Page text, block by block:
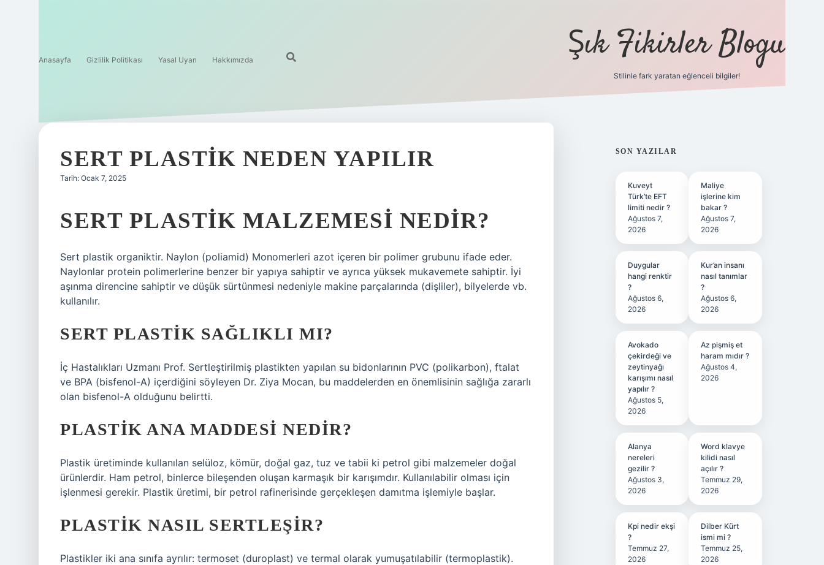
Anasayfa Gizlilik Politikası Yasal Uyarı Hakkımızda Şık Fikirler Blogu
Stilinle fark yaratan eğlenceli bilgiler!
SERT PLASTIK NEDEN YAPILIR
Tarih: Ocak 7, 2025
SERT PLASTIK MALZEMESI NEDIR?
Sert plastik organiktir. Naylon (poliamid) Monomerleri azot içeren bir polimer grubunu ifade eder.
Naylonlar protein polimerlerine benzer bir yapıya sahiptir ve ayrıca yüksek mukavemete sahiptir. İyi
aşınma direncine sahiptir ve düşük sürtünmesi nedeniyle makine parçalarında (dişliler), bilyelerde vb.
kullanılır.
SERT PLASTIK SAĞLIKLI MI?
İç Hastalıkları Uzmanı Prof. Sertleştirilmiş plastikten yapılan su bidonlarının PVC (polikarbon), ftalat
ve BPA (bisfenol-A) içerdiğini söyleyen Dr. Ziya Mocan, bu maddelerden en önemlisinin sağlığa zararlı
olan bisfenol-A olduğunu belirtti.
PLASTIK ANA MADDESI NEDIR?
Plastik üretiminde kullanılan selüloz, kömür, doğal gaz, tuz ve tabii ki petrol gibi malzemeler doğal
ürünlerdir. Ham petrol, binlerce bileşenden oluşan karmaşık bir karışımdır. Kullanılabilir olması için
işlenmesi gerekir. Plastik üretimi, bir petrol rafinerisinde gerçekleşen damıtma işlemiyle başlar.
PLASTIK NASIL SERTLEŞIR?
Plastikler iki ana sınıfa ayrılır: termoset (duroplast) ve termal olarak yumuşatılabilir (termoplastik).
SIDEBAR
SON YAZILAR
Kuveyt
Türk’te EFT
limiti nedir ?
Ağustos 7,
2026
Maliye
işlerine kim
bakar ?
Ağustos 7,
2026
Duygular
hangi renktir
?
Ağustos 6,
2026
Kur’an insanı
nasıl tanımlar
?
Ağustos 6,
2026
Avokado
çekirdeği ve
zeytinyağı
karışımı nasıl
yapılır ?
Ağustos 5,
2026
Az pişmiş et
haram mıdır ?
Ağustos 4,
2026
Alanya
nereleri
gezilir ?
Ağustos 3,
2026
Word klavye
kilidi nasıl
açılır ?
Temmuz 29,
2026
Kpi nedir ekşi
?
Temmuz 27,
2026
Dilber Kürt
ismi mi ?
Temmuz 25,
2026